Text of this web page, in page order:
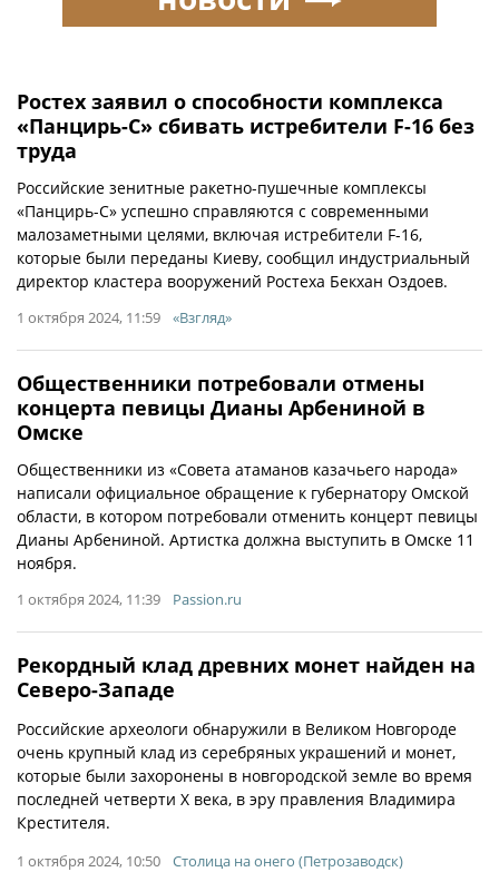
Ростех заявил о способности комплекса
«Панцирь-С» сбивать истребители F-16 без
труда
Российские зенитные ракетно-пушечные комплексы
«Панцирь-С» успешно справляются с современными
малозаметными целями, включая истребители F-16,
которые были переданы Киеву, сообщил индустриальный
директор кластера вооружений Ростеха Бекхан Оздоев.
1 октября 2024, 11:59 «Взгляд»
Общественники потребовали отмены
концерта певицы Дианы Арбениной в
Омске
Общественники из «Совета атаманов казачьего народа»
написали официальное обращение к губернатору Омской
области, в котором потребовали отменить концерт певицы
Дианы Арбениной. Артистка должна выступить в Омске 11
ноября.
1 октября 2024, 11:39 Passion.ru
Рекордный клад древних монет найден на
Северо-Западе
Российские археологи обнаружили в Великом Новгороде
очень крупный клад из серебряных украшений и монет,
которые были захоронены в новгородской земле во время
последней четверти X века, в эру правления Владимира
Крестителя.
1 октября 2024, 10:50 Столица на онего (Петрозаводск)